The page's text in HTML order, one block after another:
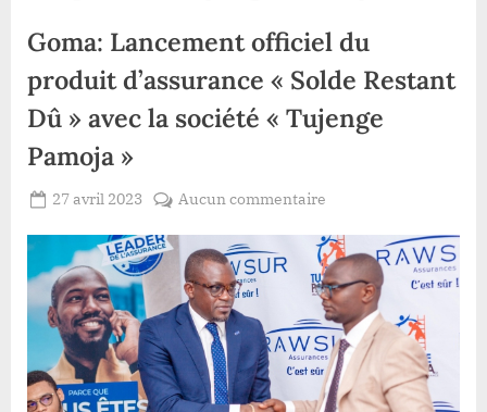
Goma: Lancement officiel du
produit d’assurance « Solde Restant
Dû » avec la société « Tujenge
Pamoja »
Posted
27 avril 2023
Lacloche
Aucun commentaire
Lancement
officiel
du
produit
d’assurance
«
Solde